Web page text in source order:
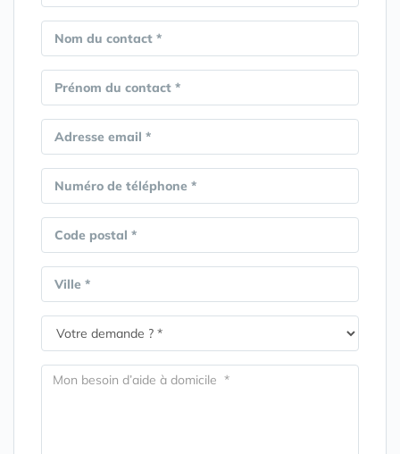
Nom du contact *
Prénom du contact *
Adresse email *
Numéro de téléphone *
Code postal *
Ville *